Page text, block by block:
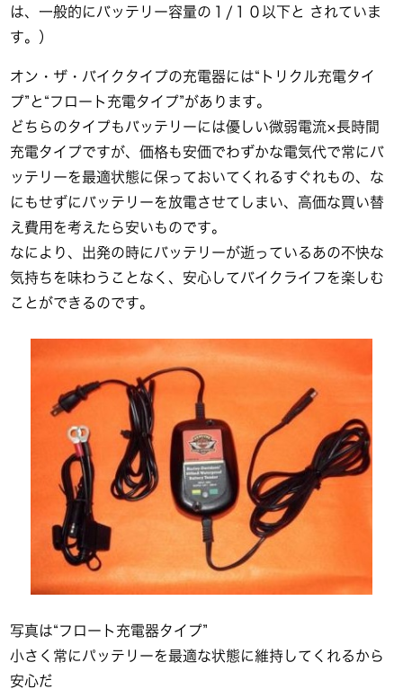
は、一般的にバッテリー容量の１/１０以下と されていま
す。）
オン・ザ・バイクタイプの充電器には“トリクル充電タイ
プ”と“フロート充電タイプ”があります。
どちらのタイプもバッテリーには優しい微弱電流×長時間
充電タイプですが、価格も安価でわずかな電気代で常にバ
ッテリーを最適状態に保っておいてくれるすぐれもの、な
にもせずにバッテリーを放電させてしまい、高価な買い替
え費用を考えたら安いものです。
なにより、出発の時にバッテリーが逝っているあの不快な
気持ちを味わうことなく、安心してバイクライフを楽しむ
ことができるのです。
写真は“フロート充電器タイプ”
小さく常にパッテリーを最適な状態に維持してくれるから
安心だ